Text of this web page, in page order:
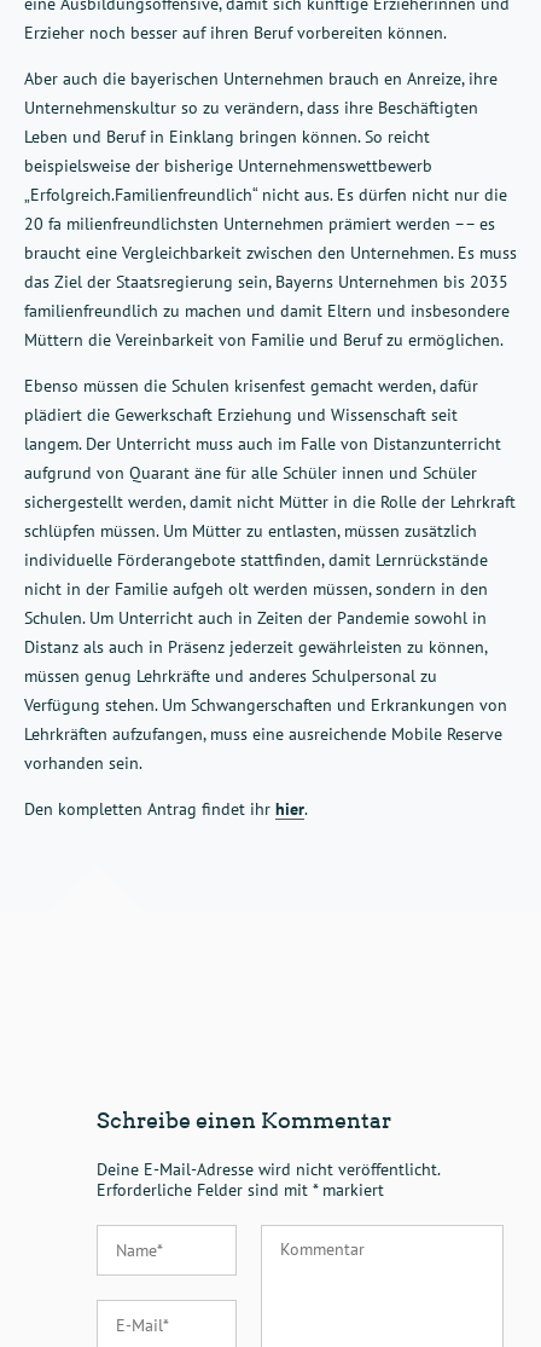
Erzieher noch besser auf ihren Beruf vorbereiten können.
Aber auch die bayerischen Unternehmen brauch en Anreize, ihre
Unternehmenskultur so zu verändern, dass ihre Beschäftigten
Leben und Beruf in Einklang bringen können. So reicht
beispielsweise der bisherige Unternehmenswettbewerb
„Erfolgreich.Familienfreundlich“ nicht aus. Es dürfen nicht nur die
20 fa milienfreundlichsten Unternehmen prämiert werden –– es
braucht eine Vergleichbarkeit zwischen den Unternehmen. Es muss
das Ziel der Staatsregierung sein, Bayerns Unternehmen bis 2035
familienfreundlich zu machen und damit Eltern und insbesondere
Müttern die Vereinbarkeit von Familie und Beruf zu ermöglichen.
Ebenso müssen die Schulen krisenfest gemacht werden, dafür
plädiert die Gewerkschaft Erziehung und Wissenschaft seit
langem. Der Unterricht muss auch im Falle von Distanzunterricht
aufgrund von Quarant äne für alle Schüler innen und Schüler
sichergestellt werden, damit nicht Mütter in die Rolle der Lehrkraft
schlüpfen müssen. Um Mütter zu entlasten, müssen zusätzlich
individuelle Förderangebote stattfinden, damit Lernrückstände
nicht in der Familie aufgeh olt werden müssen, sondern in den
Schulen. Um Unterricht auch in Zeiten der Pandemie sowohl in
Distanz als auch in Präsenz jederzeit gewährleisten zu können,
müssen genug Lehrkräfte und anderes Schulpersonal zu
Verfügung stehen. Um Schwangerschaften und Erkrankungen von
Lehrkräften aufzufangen, muss eine ausreichende Mobile Reserve
vorhanden sein.
Den kompletten Antrag findet ihr hier.
Schreibe einen Kommentar
Deine E-Mail-Adresse wird nicht veröffentlicht.
Erforderliche Felder sind mit *markiert